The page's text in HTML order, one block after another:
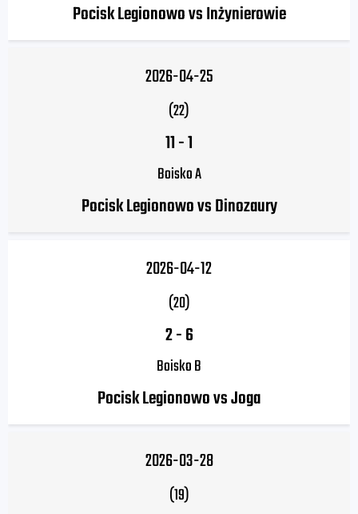
Pocisk Legionowo vs Inżynierowie
2026-04-25
(22)
11-1
Boisko A
Pocisk Legionowo vs Dinozaury
2026-04-12
(20)
2-6
Boisko B
Pocisk Legionowo vs Joga
2026-03-28
(19)